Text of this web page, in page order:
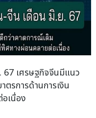
67 เศรษฐกิจจีนมีแนว
ตรการด้านการเงิน
เนื่อง